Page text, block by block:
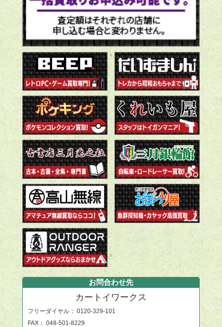
お問合わせ先
カートイワークス
フリーダイヤル： 0120-329-101
FAX： 048-501-8229